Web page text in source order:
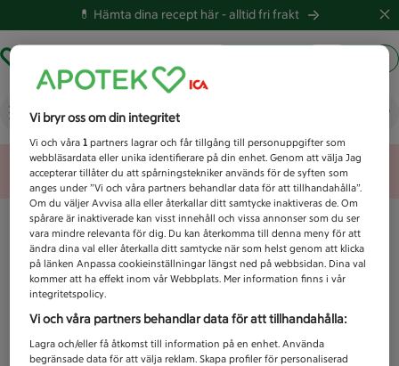
💊 Hämta dina recept här -alltid fri frakt
Vad letar du efter idag?
Unknown error
Vi bryr oss om din integritet
Vi och våra1 partners lagrar och får tillgång till personuppgifter som
webbläsardata eller unika identifierare på din enhet. Genom att välja Jag
accepterar tillåter du att spårningstekniker används för de syften som
anges under ”Vi och våra partners behandlar data för att tillhandahålla”.
Om du väljer Avvisa alla eller återkallar ditt samtycke inaktiveras de. Om
spårare är inaktiverade kan visst innehåll och vissa annonser som du ser
vara mindre relevanta för dig. Du kan återkomma till denna meny för att
ändra dina val eller återkalla ditt samtycke när som helst genom att klicka
på länken Anpassa cookieinställningar längst ned på webbsidan. Dina val
kommer att ha effekt inom vår Webbplats. Mer information finns i vår
integritetspolicy.
Vi och våra partners behandlar data för att tillhandahålla:
Lagra och/eller få åtkomst till information på en enhet. Använda
begränsade data för att välja reklam. Skapa profiler för personaliserad